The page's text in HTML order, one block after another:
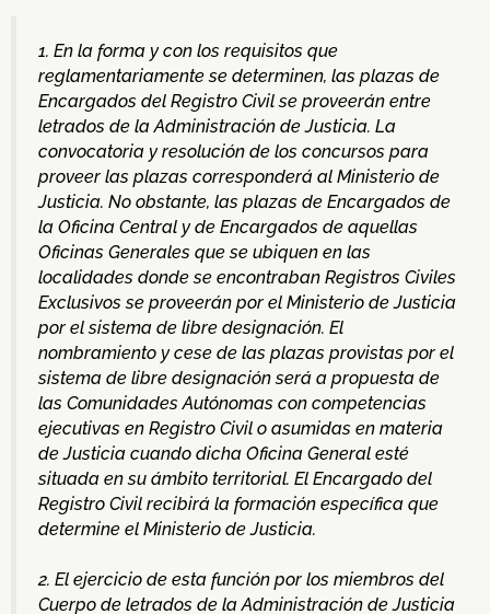
1. En la forma y con los requisitos que
reglamentariamente se determinen, las plazas de
Encargados del Registro Civil se proveerán entre
letrados de la Administración de Justicia. La
convocatoria y resolución de los concursos para
proveer las plazas corresponderá al Ministerio de
Justicia. No obstante, las plazas de Encargados de
la Oficina Central y de Encargados de aquellas
Oficinas Generales que se ubiquen en las
localidades donde se encontraban Registros Civiles
Exclusivos se proveerán por el Ministerio de Justicia
por el sistema de libre designación. El
nombramiento y cese de las plazas provistas por el
sistema de libre designación será a propuesta de
las Comunidades Autónomas con competencias
ejecutivas en Registro Civil o asumidas en materia
de Justicia cuando dicha Oficina General esté
situada en su ámbito territorial. El Encargado del
Registro Civil recibirá la formación específica que
determine el Ministerio de Justicia.
2. El ejercicio de esta función por los miembros del
Cuerpo de letrados de la Administración de Justicia